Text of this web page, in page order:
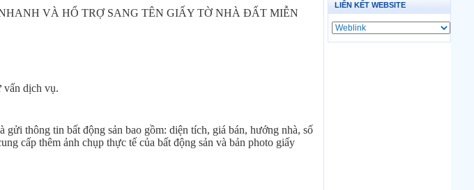
VÀ HỔ TRỢ SANG TÊN GIẤY TỜ NHÀ ĐẤT MIỄN
vấn dịch vụ.
thông tin bất động sản bao gồm: diện tích, giá bán, hướng nhà, số
cấp thêm ảnh chụp thực tế của bất động sản và bản photo giấy
LIÊN KẾT WEBSITE